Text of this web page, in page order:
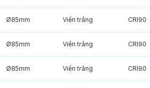
Ø85mm Viền trắng CRI90
Ø85mm Viền trắng CRI90
Ø85mm Viền trắng CRI90